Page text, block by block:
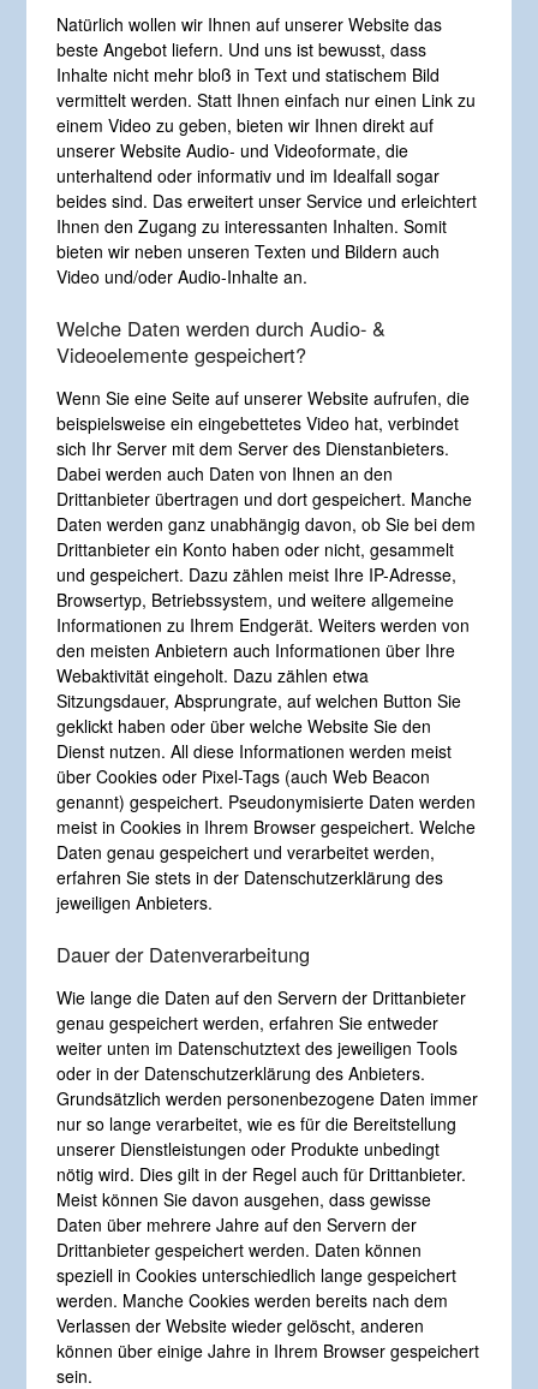
Natürlich wollen wir Ihnen auf unserer Website das
beste Angebot liefern. Und uns ist bewusst, dass
Inhalte nicht mehr bloß in Text und statischem Bild
vermittelt werden. Statt Ihnen einfach nur einen Link zu
einem Video zu geben, bieten wir Ihnen direkt auf
unserer Website Audio- und Videoformate, die
unterhaltend oder informativ und im Idealfall sogar
beides sind. Das erweitert unser Service und erleichtert
Ihnen den Zugang zu interessanten Inhalten. Somit
bieten wir neben unseren Texten und Bildern auch
Video und/oder Audio-Inhalte an.
Welche Daten werden durch Audio- &
Videoelemente gespeichert?
Wenn Sie eine Seite auf unserer Website aufrufen, die
beispielsweise ein eingebettetes Video hat, verbindet
sich Ihr Server mit dem Server des Dienstanbieters.
Dabei werden auch Daten von Ihnen an den
Drittanbieter übertragen und dort gespeichert. Manche
Daten werden ganz unabhängig davon, ob Sie bei dem
Drittanbieter ein Konto haben oder nicht, gesammelt
und gespeichert. Dazu zählen meist Ihre IP-Adresse,
Browsertyp, Betriebssystem, und weitere allgemeine
Informationen zu Ihrem Endgerät. Weiters werden von
den meisten Anbietern auch Informationen über Ihre
Webaktivität eingeholt. Dazu zählen etwa
Sitzungsdauer, Absprungrate, auf welchen Button Sie
geklickt haben oder über welche Website Sie den
Dienst nutzen. All diese Informationen werden meist
über Cookies oder Pixel-Tags (auch Web Beacon
genannt) gespeichert. Pseudonymisierte Daten werden
meist in Cookies in Ihrem Browser gespeichert. Welche
Daten genau gespeichert und verarbeitet werden,
erfahren Sie stets in der Datenschutzerklärung des
jeweiligen Anbieters.
Dauer der Datenverarbeitung
Wie lange die Daten auf den Servern der Drittanbieter
genau gespeichert werden, erfahren Sie entweder
weiter unten im Datenschutztext des jeweiligen Tools
oder in der Datenschutzerklärung des Anbieters.
Grundsätzlich werden personenbezogene Daten immer
nur so lange verarbeitet, wie es für die Bereitstellung
unserer Dienstleistungen oder Produkte unbedingt
nötig wird. Dies gilt in der Regel auch für Drittanbieter.
Meist können Sie davon ausgehen, dass gewisse
Daten über mehrere Jahre auf den Servern der
Drittanbieter gespeichert werden. Daten können
speziell in Cookies unterschiedlich lange gespeichert
werden. Manche Cookies werden bereits nach dem
Verlassen der Website wieder gelöscht, anderen
können über einige Jahre in Ihrem Browser gespeichert
sein.